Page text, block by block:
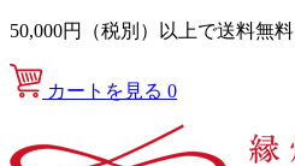
50,000円（税別）以上で送料無料
カートを見る 0